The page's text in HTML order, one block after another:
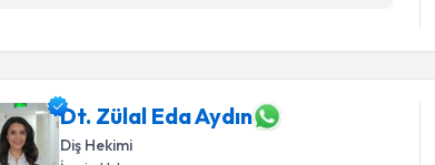
Dt. Zülal Eda Aydın
Diş Hekimi